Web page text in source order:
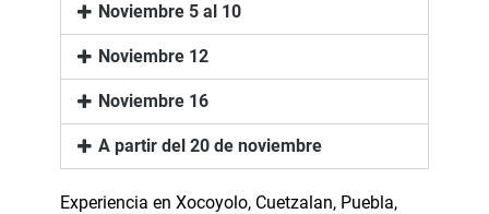
Noviembre 5 al 10
Noviembre 12
Noviembre 16
A partir del 20 de noviembre
Experiencia en Xocoyolo, Cuetzalan, Puebla,